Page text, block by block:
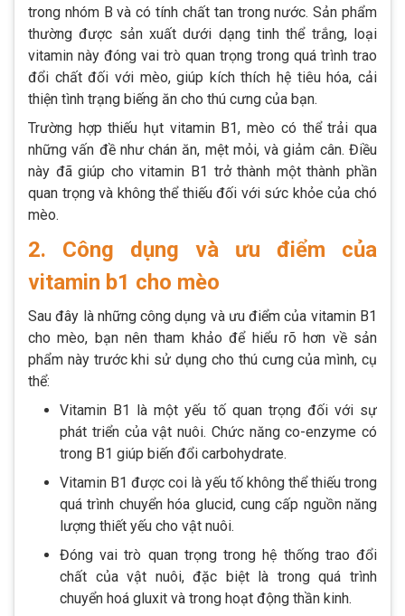
trong nhóm B và có tính chất tan trong nước. Sản phẩm
thường được sản xuất dưới dạng tinh thể trắng, loại
vitamin này đóng vai trò quan trọng trong quá trình trao
đổi chất đối với mèo, giúp kích thích hệ tiêu hóa, cải
thiện tình trạng biếng ăn cho thú cưng của bạn.
Trường hợp thiếu hụt vitamin B1, mèo có thể trải qua
những vấn đề như chán ăn, mệt mỏi, và giảm cân. Điều
này đã giúp cho vitamin B1 trở thành một thành phần
quan trọng và không thể thiếu đối với sức khỏe của chó
mèo.
2. Công dụng và ưu điểm của
vitamin b1 cho mèo
Sau đây là những công dụng và ưu điểm của vitamin B1
cho mèo, bạn nên tham khảo để hiểu rõ hơn về sản
phẩm này trước khi sử dụng cho thú cưng của mình, cụ
thể:
Vitamin B1 là một yếu tố quan trọng đối với sự
phát triển của vật nuôi. Chức năng co-enzyme có
trong B1 giúp biến đổi carbohydrate.
Vitamin B1 được coi là yếu tố không thể thiếu trong
quá trình chuyển hóa glucid, cung cấp nguồn năng
lượng thiết yếu cho vật nuôi.
Đóng vai trò quan trọng trong hệ thống trao đổi
chất của vật nuôi, đặc biệt là trong quá trình
chuyển hoá gluxit và trong hoạt động thần kinh.